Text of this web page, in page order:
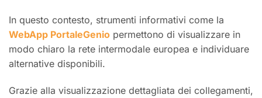
In questo contesto, strumenti informativi come la
WebApp PortaleGenio permettono di visualizzare in
modo chiaro la rete intermodale europea e individuare
alternative disponibili.
Grazie alla visualizzazione dettagliata dei collegamenti,